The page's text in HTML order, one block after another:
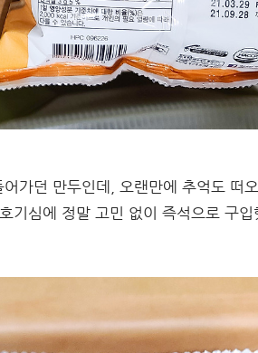
가던 만두인데, 오랜만에 추억도 떠
기심에 정말 고민 없이 즉석으로 구입